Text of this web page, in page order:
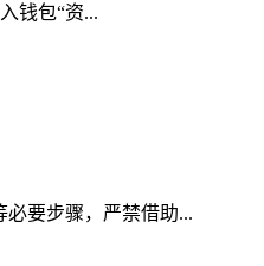
钱包“资...
要步骤，严禁借助...